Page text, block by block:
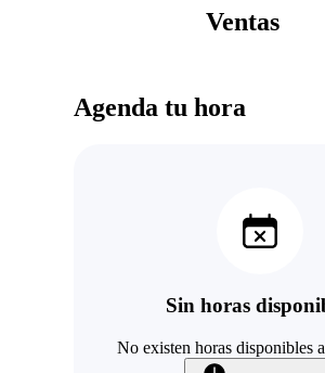
Ventas
Agenda tu hora
Sin horas
No existen horas disponibles